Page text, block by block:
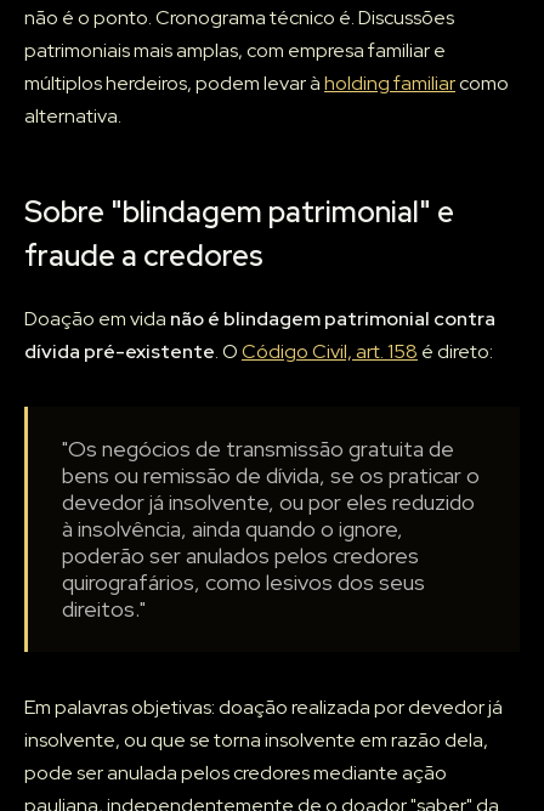
não é o ponto. Cronograma técnico é. Discussões
patrimoniais mais amplas, com empresa familiar e
múltiplos herdeiros, podem levar àholding familiarcomo
alternativa.
Sobre "blindagem patrimonial" e
fraude a credores
Doação em vida não é blindagem patrimonial contra
dívida pré-existente. OCódigo Civil, art. 158 é direto:
"Os negócios de transmissão gratuita de
bens ou remissão de dívida, se os praticar o
devedor já insolvente, ou por eles reduzido
à insolvência, ainda quando o ignore,
poderão ser anulados pelos credores
quirografários, como lesivos dos seus
direitos."
Em palavras objetivas: doação realizada por devedor já
insolvente, ou que se torna insolvente em razão dela,
pode ser anulada pelos credores mediante ação